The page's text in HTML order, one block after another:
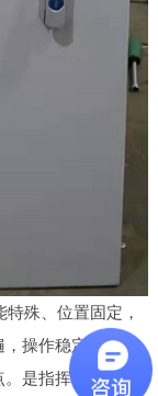
殊、位置固定，
操作稳定可靠，
是指挥供电线路